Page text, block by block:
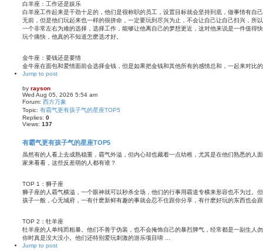
白羊座：工作还是娱乐
白羊座工作起来是干劲十足的，他们是很称职的员工，设置目标就会坚持到底，做事情有自
无前，但是他们玩起来也一样的很拼命，一定要玩到尽兴为止，不会让自己让自己扫兴，所
一个非常左右为难的选择，选择工作，能够让他离自己的梦想更近，这对他来说是一件值得
玩个痛快，他真的不知道怎麽选才好。
金牛座：要钱还是要情
金牛座在面包和爱情面前会选择金钱，但是如果把金钱和其他所有的感情总和，一起来对比
Jump to post
by rayson
Wed Aug 05, 2026 5:54 am
Forum: 西方万象
Topic: 有霸气更有孩子气的星座TOP5
Replies: 0
Views: 137
有霸气更有孩子气的星座TOP5
虽然有的人看上去成熟稳重，霸气外溢，但内心却也藏着一点幼稚，尤其是在他们熟悉的人
家来看看，这些反差萌的人都有谁？
TOP 1：狮子座
狮子座的人霸气横溢，一个眼神就可以秒杀全场，他们的行事用霸道专横来形容也不为过。
孩子一般，心无城府，一有什麽新鲜有趣的事就会忍不住跟你分享，有什麽好玩的东西也会
TOP 2：牡羊座
牡羊座的人单纯而粗暴。他们不善于伪装，也不会掩饰自己的暴烈脾气，经常都是一副生人
你时真是没大没小。他们还特别爱玩刺激的游乐项目唷 ...
Jump to post